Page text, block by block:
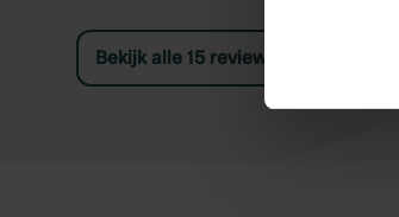
Find out
Bekijk alle 15 reviews